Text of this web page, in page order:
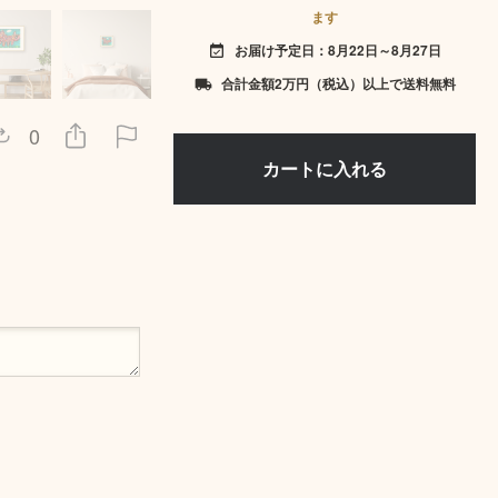
0
ます
event_available お届け予定日：8月22日～8月27日
local_shipping 合計金額2万円（税込）以上で送料無料